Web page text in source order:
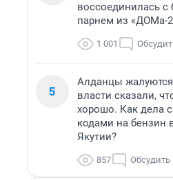
воссоединилась
парнем из «ДОМа-
1 001
5
Алданцы
власти сказали,
хорошо. Как дела с
кодами на бензин
Якутии?
857 Обсудить